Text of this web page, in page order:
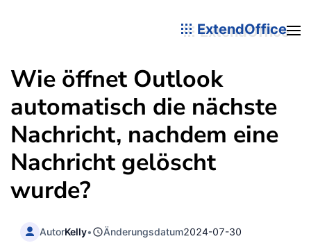
ExtendOffice
Wie öffnet Outlook
automatisch die nächste
Nachricht, nachdem eine
Nachricht gelöscht
wurde?
AutorKelly• Änderungsdatum2024-07-30